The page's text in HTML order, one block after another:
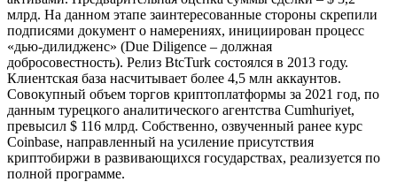
млрд. На данном этапе заинтересованные стороны скрепили
подписями документ о намерениях, инициирован процесс
«дью-дилидженс» (Due Diligence – должная
добросовестность). Релиз BtcTurk состоялся в 2013 году.
Клиентская база насчитывает более 4,5 млн аккаунтов.
Совокупный объем торгов криптоплатформы за 2021 год, по
данным турецкого аналитического агентства Cumhuriyet,
превысил $ 116 млрд. Собственно, озвученный ранее курс
Coinbase, направленный на усиление присутствия
криптобиржи в развивающихся государствах, реализуется по
полной программе.